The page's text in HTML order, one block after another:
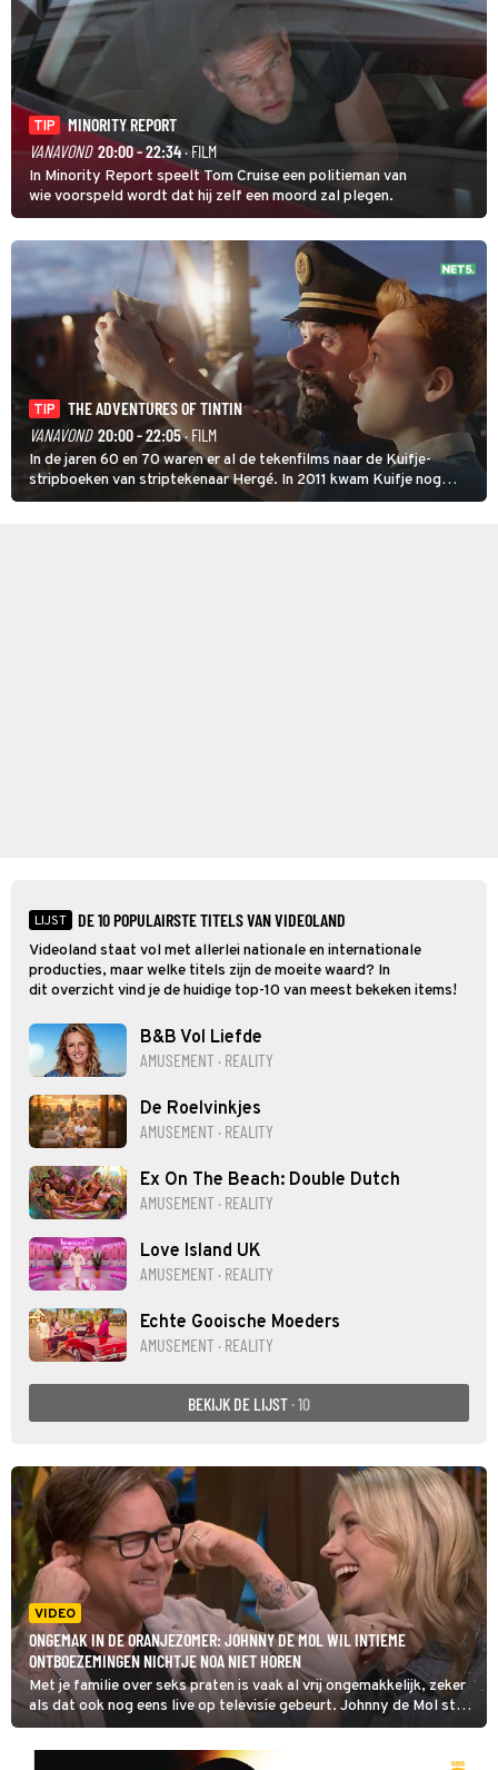
TIP
MINORITY REPORT
VANAVOND 20:00 - 22:34· FILM
In Minority Report speelt Tom Cruise een politieman van
wie voorspeld wordt dat hij zelf een moord zal plegen.
TIP
THE ADVENTURES OF TINTIN
VANAVOND 20:00 - 22:05· FILM
In de jaren 60 en 70 waren er al de tekenfilms naar de Kuifje-
stripboeken van striptekenaar Hergé. In 2011 kwam Kuifje nog
meer tot leven in The Adventures of Tintin van Steven Spielberg.
LIJST DE 10 POPULAIRSTE TITELS VAN VIDEOLAND
Videoland staat vol met allerlei nationale en internationale
producties, maar welke titels zijn de moeite waard? In
dit overzicht vind je de huidige top-10 van meest bekeken items!
B&B Vol Liefde
AMUSEMENT · REALITY
De Roelvinkjes
AMUSEMENT · REALITY
Ex On The Beach: Double Dutch
AMUSEMENT · REALITY
Love Island UK
AMUSEMENT · REALITY
Echte Gooische Moeders
AMUSEMENT · REALITY
BEKIJK DE LIJST · 10
VIDEO
ONGEMAK IN DE ORANJEZOMER: JOHNNY DE MOL WIL INTIEME
ONTBOEZEMINGEN NICHTJE NOA NIET HOREN
Met je familie over seks praten is vaak al vrij ongemakkelijk, zeker
als dat ook nog eens live op televisie gebeurt. Johnny de Mol stak
daarom in De Oranjezomer even zijn vingers in de oren toen z'n
nichtje Noa Vahle openlijk oreerde over EasyToys, de sponsor van